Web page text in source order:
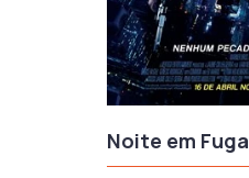
Noite em Fuga